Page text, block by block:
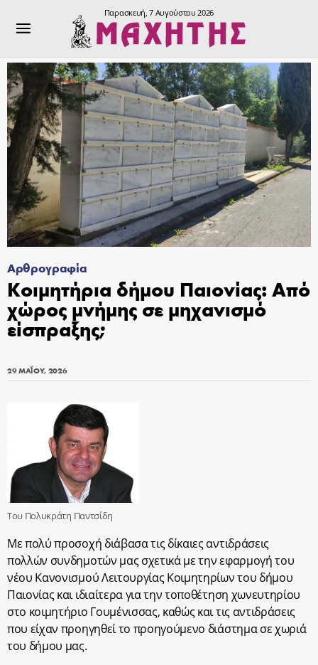
Παρασκευή, 7 Αυγούστου 2026
Αρθρογραφία
Κοιμητήρια δήμου Παιονίας: Από
χώρος μνήμης σε μηχανισμό
είσπραξης;
29 ΜΑΪ́ΟΥ, 2026
Του Πολυκράτη Παντσίδη
Με πολύ προσοχή διάβασα τις δίκαιες αντιδράσεις
πολλών συνδημοτών μας σχετικά με την εφαρμογή του
νέου Κανονισμού Λειτουργίας Κοιμητηρίων του δήμου
Παιονίας και ιδιαίτερα για την τοποθέτηση χωνευτηρίου
στο κοιμητήριο Γουμένισσας, καθώς και τις αντιδράσεις
που είχαν προηγηθεί το προηγούμενο διάστημα σε χωριά
του δήμου μας.